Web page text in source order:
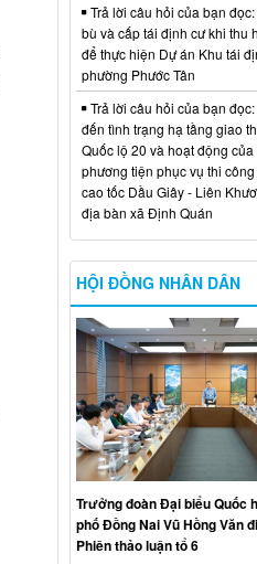
Trả lời câu hỏi của bạn
bù và cấp tái định cư khi thu
để thực hiện Dự án Khu tái
phường Phước Tân
Trả lời câu hỏi của bạn
đến tình trạng hạ tầng giao
Quốc lộ 20 và hoạt động của
phương tiện phục vụ thi
cao tốc Dầu Giây - Liên
địa bàn xã Định Quán
HỘI ĐỒNG NHÂN DÂN
Trưởng đoàn Đại biểu Quốc
phố Đồng Nai Vũ Hồng Văn
Phiên thảo luận tổ 6